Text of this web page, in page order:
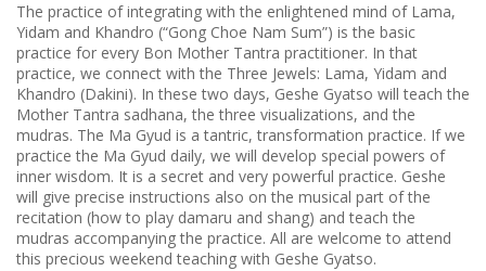
The practice of integrating with the enlightened mind of Lama,
Yidam and Khandro (“Gong Choe Nam Sum”) is the basic
practice for every Bon Mother Tantra practitioner. In that
practice, we connect with the Three Jewels: Lama, Yidam and
Khandro (Dakini). In these two days, Geshe Gyatso will teach the
Mother Tantra sadhana, the three visualizations, and the
mudras. The Ma Gyud is a tantric, transformation practice. If we
practice the Ma Gyud daily, we will develop special powers of
inner wisdom. It is a secret and very powerful practice. Geshe
will give precise instructions also on the musical part of the
recitation (how to play damaru and shang) and teach the
mudras accompanying the practice. All are welcome to attend
this precious weekend teaching with Geshe Gyatso.